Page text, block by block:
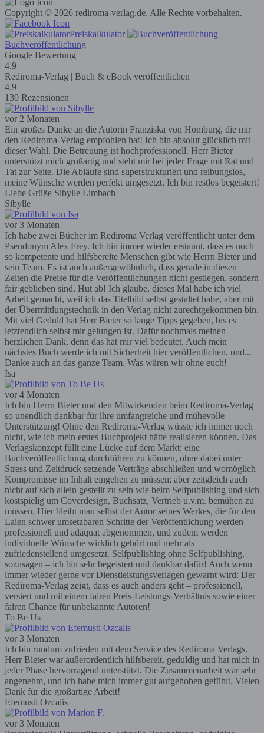
Copyright © 2026 rediroma-verlag.de. Alle Rechte vorbehalten.
Preiskalkulator
Buchveröffentlichung
Google Bewertung
4.9
Rediroma-Verlag | Buch & eBook veröffentlichen
4.9
130 Rezensionen
vor 2 Monaten
Ein großes Danke an die Autorin Franziska von Homburg, die mir
den Rediroma-Verlag empfohlen hat! Ich bin absolut glücklich mit
dieser Wahl. Die Betreuung ist hochprofessionell. Herr Bieter
unterstützt mich großartig und steht mir bei jeder Frage mit Rat und
Tat zur Seite. Die Abläufe sind superstrukturiert und reibungslos,
meine Wünsche werden perfekt umgesetzt. Ich bin restlos begeistert!
Liebe Grüße Sibylle Limbach
Sibylle
vor 3 Monaten
Ich habe zwei Bücher im Rediroma Verlag veröffentlicht unter dem
Pseudonym Alex Frey. Ich bin immer wieder erstaunt, dass es noch
so kompetente und hilfsbereite Menschen gibt wie Herrn Bieter und
sein Team. Es ist auch außergewöhnlich, dass gerade in diesen
Zeiten die Preise für die Veröffentlichungen nicht gestiegen, sondern
fair geblieben sind. Hut ab! Ich glaube, dieses Mal habe ich viel
Arbeit gemacht, weil ich das Titelbild selbst gestaltet habe, aber mit
der Übermittlungstechnik in den Verlag nicht zurechtgekommen bin.
Mit viel Geduld hat Herr Bieter so lange Tipps gegeben, bis es
letztendlich selbst mir gelungen ist. Dafür nochmals meinen
herzlichen Dank, denn das hat mir viel bedeutet. Auch mein
nächstes Buch werde ich mit Sicherheit hier veröffentlichen, und...
Danke auch an das ganze Team. Was wären wir ohne euch!
Isa
vor 4 Monaten
Ich bin Herrn Bieter und den Mitwirkenden beim Rediroma-Verlag
so unendlich dankbar für ihre umfangreiche und mühevolle
Unterstützung! Ohne den Rediroma-Verlag wüsste ich immer noch
nicht, wie ich mein erstes Buchprojekt hätte realisieren können. Das
Verlagskonzept füllt eine Lücke auf dem Markt: eine
Buchveröffentlichung durchführen zu können, ohne dabei unter
Stress und Zeitdruck setzende Verträge abschließen und womöglich
Kompromisse im Inhalt eingehen zu müssen; aber zeitgleich auch
nicht auf sich allein gestellt zu sein wie beim Selfpublishing und sich
kostspielig um Coverdesign, Buchsatz, Vertrieb u.v.m. bemühen zu
müssen. Hier bleibt man selbst der Autor seines Werkes, die für den
Laien schwer umsetzbaren Schritte der Veröffentlichung werden
professionell und adäquat abgenommen, und zudem werden
individuelle Wünsche wirklich gehört und mehr als
zufriedenstellend umgesetzt. Selfpublishing ohne Selfpublishing,
sozusagen – ich bin sehr begeistert und dankbar dafür! Auch wenn
immer wieder gerne vor Dienstleistungsverlagen gewarnt wird: Der
Rediroma-Verlag zeigt, dass es auch anders geht – professionell,
versiert und mit einem fairen Preis-Leistungs-Verhältnis sowie einer
fairen Chance für unbekannte Autoren!
To Be Us
vor 3 Monaten
Ich bin rundum zufrieden mit dem Service des Rediroma Verlags.
Herr Bieter war außerordentlich hilfsbereit, geduldig und hat mich in
jeder Phase hervorragend unterstützt. Die Zusammenarbeit war sehr
angenehm, und ich habe mich immer gut aufgehoben gefühlt. Vielen
Dank für die großartige Arbeit!
Efemusti Ozcalis
vor 3 Monaten